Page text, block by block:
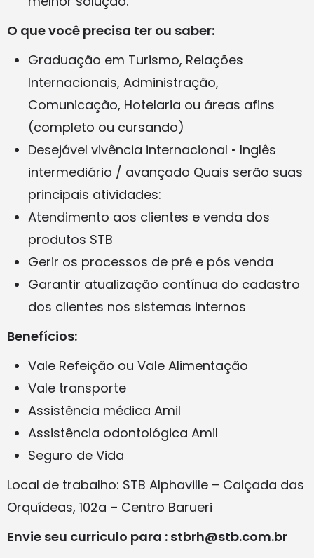
O que você precisa ter ou saber:
Graduação em Turismo, Relações
Internacionais, Administração,
Comunicação, Hotelaria ou áreas afins
(completo ou cursando)
Desejável vivência internacional • Inglês
intermediário / avançado Quais serão suas
principais atividades:
Atendimento aos clientes e venda dos
produtos STB
Gerir os processos de pré e pós venda
Garantir atualização contínua do cadastro
dos clientes nos sistemas internos
Benefícios:
Vale Refeição ou Vale Alimentação
Vale transporte
Assistência médica Amil
Assistência odontológica Amil
Seguro de Vida
Local de trabalho: STB Alphaville – Calçada das
Orquídeas, 102a – Centro Barueri
Envie seu curriculo para : stbrh@stb.com.br